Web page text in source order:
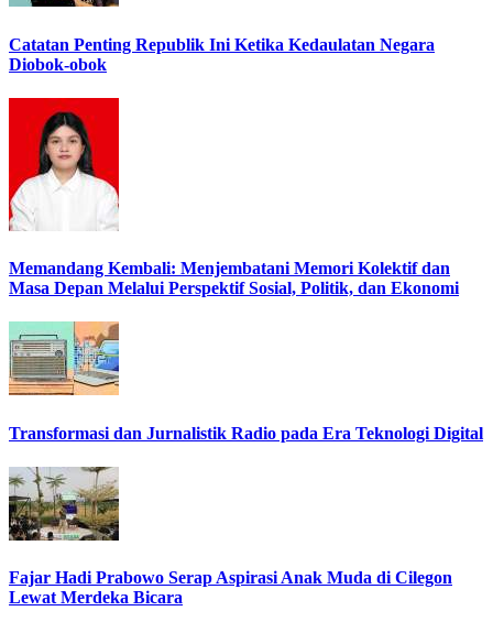
Catatan Penting Republik Ini Ketika Kedaulatan Negara
Diobok-obok
Memandang Kembali: Menjembatani Memori Kolektif dan
Masa Depan Melalui Perspektif Sosial, Politik, dan Ekonomi
Transformasi dan Jurnalistik Radio pada Era Teknologi Digital
Fajar Hadi Prabowo Serap Aspirasi Anak Muda di Cilegon
Lewat Merdeka Bicara